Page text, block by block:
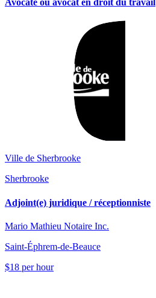
Avocate ou avocat en droit du travail
Ville de Sherbrooke
Sherbrooke
Adjoint(e) juridique / réceptionniste
Mario Mathieu Notaire Inc.
Saint-Éphrem-de-Beauce
$18 per hour